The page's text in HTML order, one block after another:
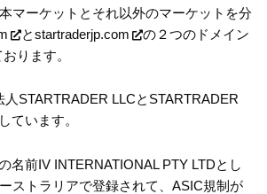
マーケットとそれ以外のマーケットを分
とstartraderjp.com
の２つのドメイン
ります。
人STARTRADER LLCとSTARTRADER
ています。
名前IV INTERNATIONAL PTY LTDとし
ストラリアで登録されて、ASIC規制が